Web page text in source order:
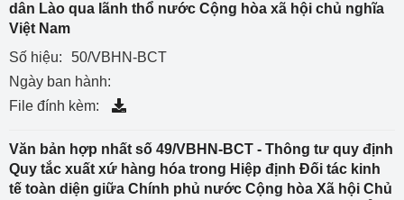
dân Lào qua lãnh thổ nước Cộng hòa xã hội chủ nghĩa
Việt Nam
Số hiệu:
50/VBHN-BCT
Ngày ban hành:
File đính kèm:
Văn bản hợp nhất số 49/VBHN-BCT - Thông tư quy định
Quy tắc xuất xứ hàng hóa trong Hiệp định Đối tác kinh
tế toàn diện giữa Chính phủ nước Cộng hòa Xã hội Chủ